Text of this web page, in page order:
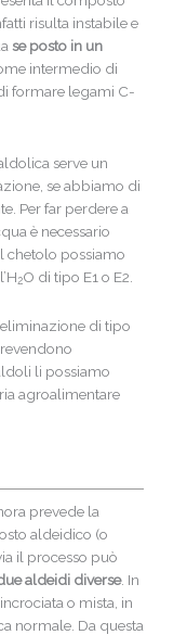
risulta instabile e
se posto in un
intermedio di
formare legami C-
serve un
se abbiamo di
Per far perdere a
è necessario
chetolo possiamo
2O di tipo E1 o E2.
di tipo
li possiamo
agroalimentare
prevede la
aldeidico (o
il processo può
aldeidi diverse. In
o mista, in
normale. Da questa